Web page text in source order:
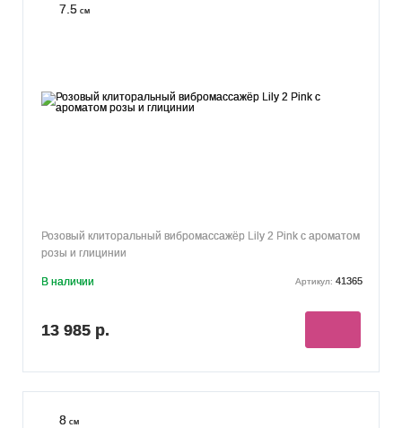
7.5 см
Розовый клиторальный вибромассажёр Lily 2 Pink с ароматом
розы и глицинии
В наличии Артикул: 41365
13 985 р.
8 см